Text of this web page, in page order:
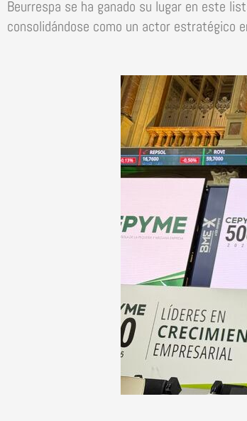
Beurrespa se ha ganado su lugar en este
consolidándose como un actor estratégico